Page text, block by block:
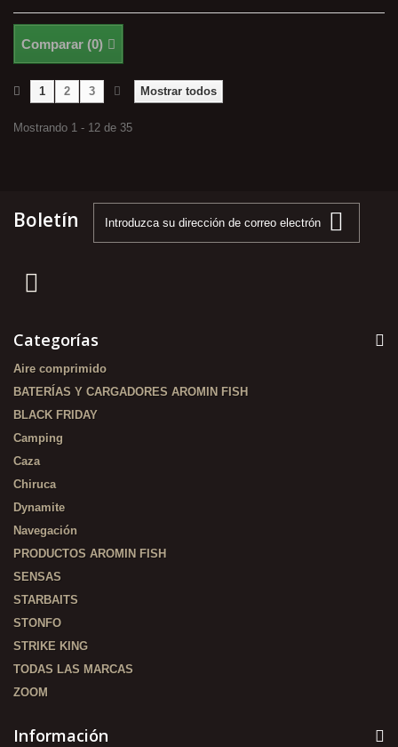
Comparar (0)
Mostrar todos
1 2 3
Mostrando 1 - 12 de 35
Boletín
Categorías
Aire comprimido
BATERÍAS Y CARGADORES AROMIN FISH
BLACK FRIDAY
Camping
Caza
Chiruca
Dynamite
Navegación
PRODUCTOS AROMIN FISH
SENSAS
STARBAITS
STONFO
STRIKE KING
TODAS LAS MARCAS
ZOOM
Información